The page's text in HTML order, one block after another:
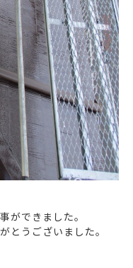
ができました。
とうございました。